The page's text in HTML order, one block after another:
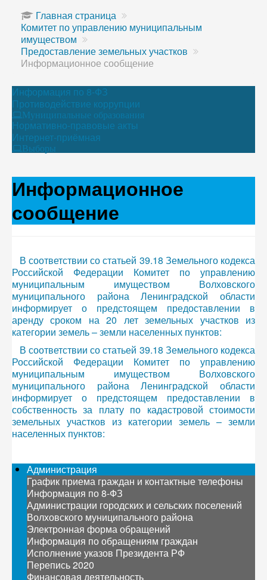
Главная страница
Комитет по управлению муниципальным
имуществом
Предоставление земельных участков
Информационное сообщение
Информация по 8-ФЗ
Противодействие коррупции
Муниципальные образования
Нормативно-правовые акты
Интернет-приёмная
Выборы
Информационное
сообщение
В соответствии со статьей 39.18 Земельного кодекса
Российской Федерации Комитет по управлению
муниципальным имуществом Волховского
муниципального района Ленинградской области
информирует о предстоящем предоставлении в
аренду сроком на 20 лет земельных участков из
категории земель – земли населенных пунктов:
В соответствии со статьей 39.18 Земельного кодекса
Российской Федерации Комитет по управлению
муниципальным имуществом Волховского
муниципального района Ленинградской области
информирует о предстоящем предоставлении в
собственность за плату по кадастровой стоимости
земельных участков из категории земель – земли
населенных пунктов:
Администрация
График приема граждан и контактные телефоны
Информация по 8-ФЗ
Администрации городских и сельских поселений
Волховского муниципального района
Электронная форма обращений
Информация по обращениям граждан
Исполнение указов Президента РФ
Перепись 2020
Финансовая деятельность